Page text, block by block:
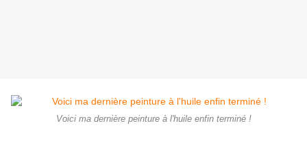
Voici ma dernière peinture à l'huile enfin terminé !